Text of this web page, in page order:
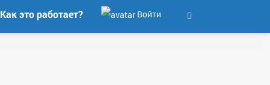
Как это работает? Войти